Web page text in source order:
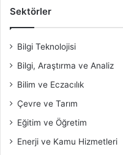
Sektörler
Bilgi Teknolojisi
Bilgi, Araştırma ve Analiz
Bilim ve Eczacılık
Çevre ve Tarım
Eğitim ve Öğretim
Enerji ve Kamu Hizmetleri